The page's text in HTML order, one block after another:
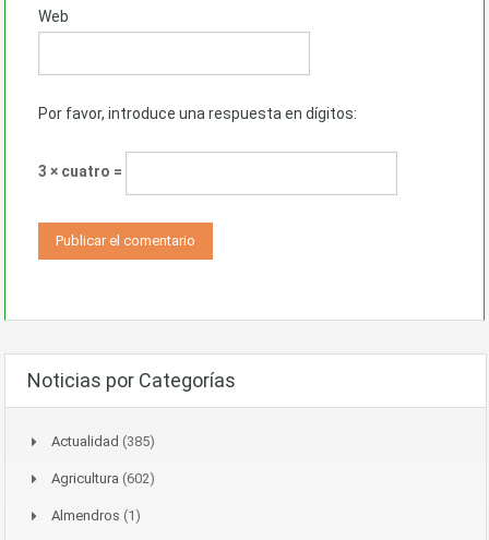
Web
Por favor, introduce una respuesta en dígitos:
3 × cuatro =
Noticias por Categorías
Actualidad (385)
Agricultura (602)
Almendros (1)